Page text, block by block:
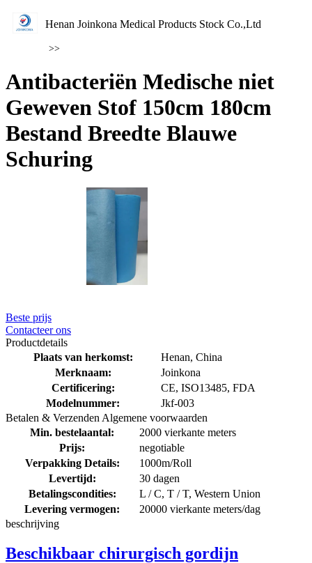
Henan Joinkona Medical Products Stock Co.,Ltd
>>
Antibacteriën Medische niet
Geweven Stof 150cm 180cm
Bestand Breedte Blauwe
Schuring
Beste prijs
Contacteer ons
Productdetails
Plaats van herkomst:
Henan, China
Merknaam:
Joinkona
Certificering:
CE, ISO13485, FDA
Modelnummer:
Jkf-003
Betalen & Verzenden Algemene voorwaarden
Min. bestelaantal:
2000 vierkante meters
Prijs:
negotiable
Verpakking Details:
1000m/Roll
Levertijd:
30 dagen
Betalingscondities:
L / C, T / T, Western Union
Levering vermogen:
20000 vierkante meters/dag
beschrijving
Beschikbaar chirurgisch gordijn